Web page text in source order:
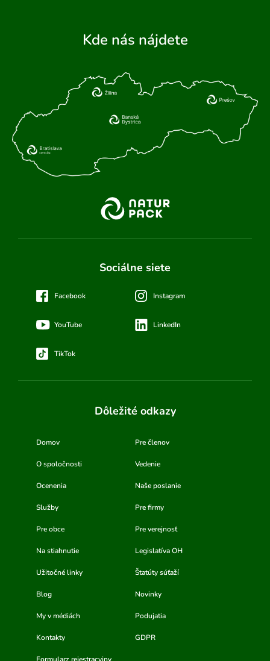
Kde nás nájdete
Sociálne siete
Facebook Instagram
YouTube LinkedIn
TikTok
Dôležité odkazy
Domov Pre členov
O spoločnosti Vedenie
Ocenenia Naše poslanie
Služby Pre firmy
Pre obce Pre verejnosť
Na stiahnutie Legislatíva OH
Užitočné linky Štatúty súťaží
Blog Novinky
My v médiách Podujatia
Kontakty GDPR